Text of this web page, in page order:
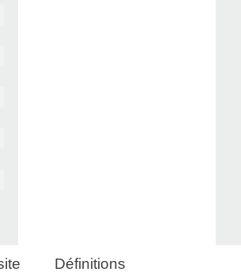
Définitions